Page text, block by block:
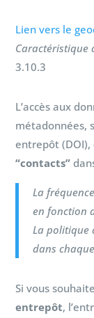
Lien vers le
Caractéristique
3.10.3
L’accès aux
métadonnées,
entrepôt (DOI),
“contacts”
La
en fonction
La politique
dans
Si vous
entrepôt,